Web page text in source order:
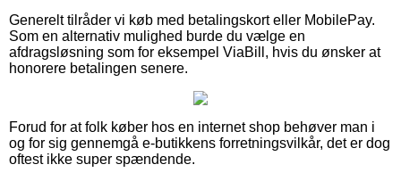
Generelt tilråder vi køb med betalingskort eller MobilePay.
Som en alternativ mulighed burde du vælge en
afdragsløsning som for eksempel ViaBill, hvis du ønsker at
honorere betalingen senere.
Forud for at folk køber hos en internet shop behøver man i
og for sig gennemgå e-butikkens forretningsvilkår, det er dog
oftest ikke super spændende.